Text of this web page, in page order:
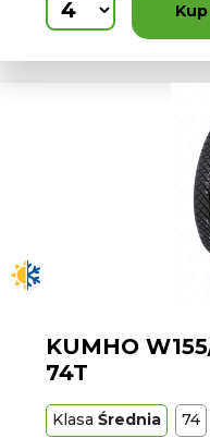
Kup
KUMHO
74T
KlasaŚrednia 74